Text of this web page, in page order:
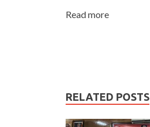
Read more
RELATED POSTS